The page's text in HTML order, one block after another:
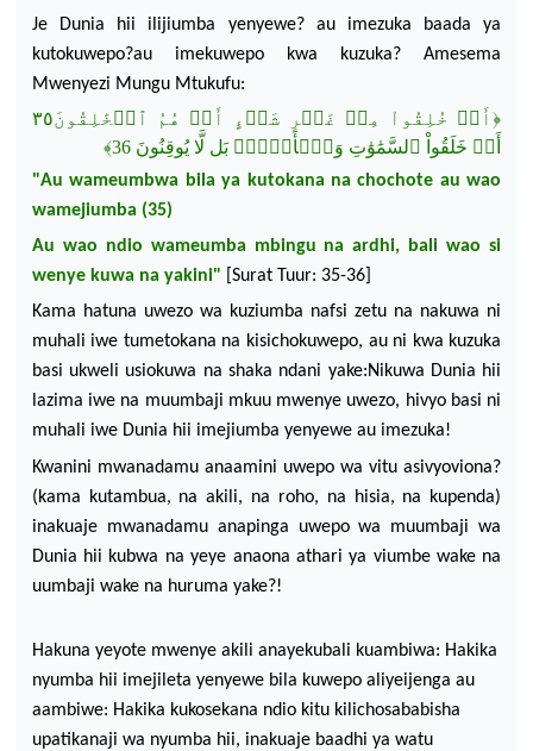
Je Dunia hii ilijiumba yenyewe? au imezuka baada ya
kutokuwepo?au imekuwepo kwa kuzuka?Amesema
Mwenyezi Mungu Mtukufu:
﴿أَمۡ خُلِقُواْ مِنۡ غَيۡرِ شَيۡءٍ أَمۡ
هُمُ ٱلۡخَٰلِقُونَ٣٥
أَمۡ خَلَقُواْ ٱلسَّمَٰوَٰتِ وَٱلۡأَرۡضَۚ بَل لَّا يُوقِنُونَ ﴾
"Au wameumbwa bila ya kutokana na chochote au wao
wamejiumba (35)
Au wao ndio wameumba mbingu na ardhi, bali wao si
wenye kuwa na yakini" [Surat Tuur: 35-36]
Kama hatuna uwezo wa kuziumba nafsi zetu na nakuwa ni
muhali iwe tumetokana na kisichokuwepo, au ni kwa kuzuka
basi ukweli usiokuwa na shaka ndani yake:Nikuwa Dunia hii
lazima iwe na muumbaji mkuu mwenye uwezo, hivyo basi ni
muhali iwe Dunia hii imejiumba yenyewe au imezuka!
Kwanini mwanadamu anaamini uwepo wa vitu asivyoviona?
(kama kutambua, na akili, na roho, na hisia, na kupenda)
inakuaje mwanadamu anapinga uwepo wa muumbaji wa
Dunia hii kubwa na yeye anaona athari ya viumbe wake na
uumbaji wake na huruma yake?!
Hakuna yeyote mwenye akili anayekubali kuambiwa: Hakika
nyumba hii imejileta yenyewe bila kuwepo aliyeijenga au
aambiwe: Hakika kukosekana ndio kitu kilichosababisha
upatikanaji wa nyumba hii, inakuaje baadhi ya watu